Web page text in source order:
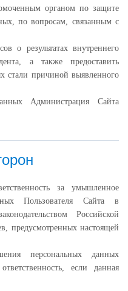
органом по защите
по вопросам, связанным с
о результатах внутреннего
а также предоставить
стали причиной выявленного
Администрация Сайта
за умышленное
Пользователя Сайта в
Российской
предусмотренных настоящей
персональных данных
если данная